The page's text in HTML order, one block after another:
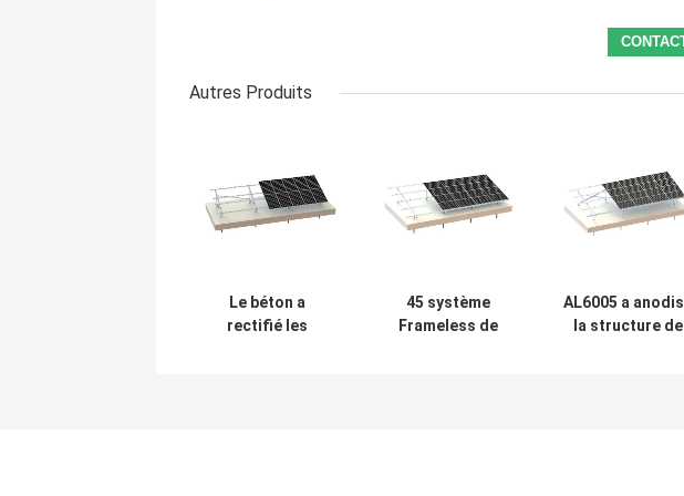
Autres Produits
Le béton a
rectifié les
45 système
Frameless de
AL6005 a
la structure de